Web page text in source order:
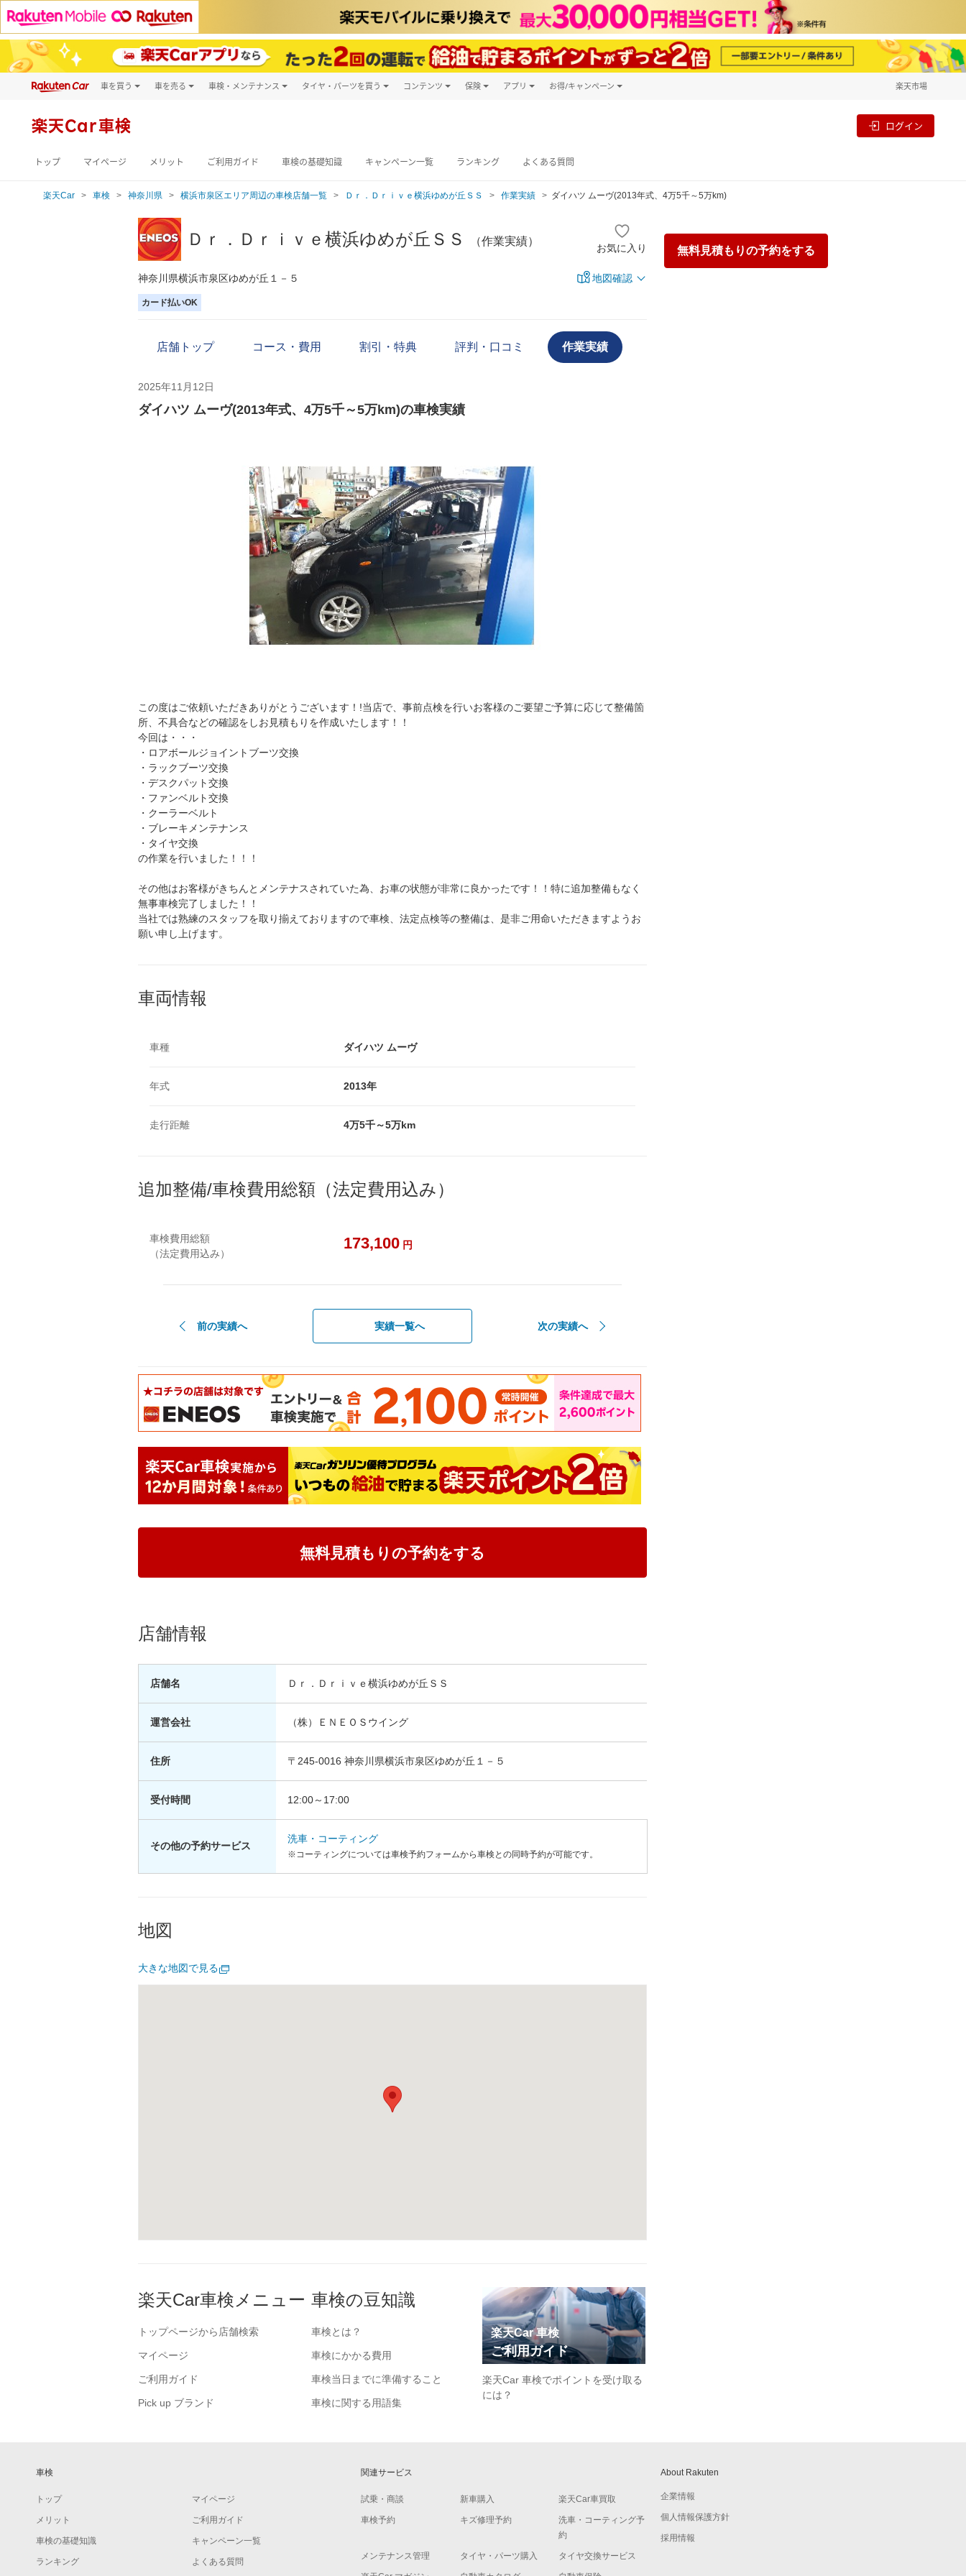
車を買う
新車
車を売る 車検・メンテナンス タイヤ・パーツを買う コンテンツ 保険 アプリ お得/キャンペーン 楽天市場
楽天Car車検 ログイン
トップ マイページ メリット ご利用ガイド 車検の基礎知識 キャンペーン一覧 ランキング よくある質問
楽天Car 車検 神奈川県 横浜市泉区エリア周辺の車検店舗一覧 Ｄｒ．Ｄｒｉｖｅ横浜ゆめが丘ＳＳ 作業実績 ダイハツ ムーヴ(2013年式、4万5千～5万km)
無料見積もりの予約をする
Ｄｒ．Ｄｒｉｖｅ横浜ゆめが丘ＳＳ （作業実績）
お気に入り
神奈川県横浜市泉区ゆめが丘１－５ 地図確認
カード払いOK
店舗トップ コース・費用 割引・特典 評判・口コミ 作業実績
2025年11月12日
ダイハツ ムーヴ(2013年式、4万5千～5万km)の車検実績
この度はご依頼いただきありがとうございます！!当店で、事前点検を行いお客様のご要望ご予算に応じて整備箇
所、不具合などの確認をしお見積もりを作成いたします！！
今回は・・・
・ロアボールジョイントブーツ交換
・ラックブーツ交換
・デスクパット交換
・ファンベルト交換
・クーラーベルト
・ブレーキメンテナンス
・タイヤ交換
の作業を行いました！！！
その他はお客様がきちんとメンテナスされていた為、お車の状態が非常に良かったです！！特に追加整備もなく
無事車検完了しました！！
当社では熟練のスタッフを取り揃えておりますので車検、法定点検等の整備は、是非ご用命いただきますようお
願い申し上げます。
車両情報
車種 ダイハツ ムーヴ
年式 2013年
走行距離 4万5千～5万km
追加整備/車検費用総額 （法定費用込み）
車検費用総額
（法定費用込み）
173,100 円
前の実績へ 実績一覧へ 次の実績へ
無料見積もりの予約をする
店舗情報
店舗名 Ｄｒ．Ｄｒｉｖｅ横浜ゆめが丘ＳＳ
運営会社 （株）ＥＮＥＯＳウイング
住所 〒245-0016 神奈川県横浜市泉区ゆめが丘１－５
受付時間 12:00～17:00
その他の予約サービス
洗車・コーティング
※コーティングについては車検予約フォームから車検との同時予約が可能です。
地図
大きな地図で見る
楽天Car車検メニュー
トップページから店舗検索
マイページ
ご利用ガイド
Pick up ブランド
車検の豆知識
車検とは？
車検にかかる費用
車検当日までに準備すること
車検に関する用語集
楽天Car 車検
ご利用ガイド
楽天Car 車検でポイントを受け取る
には？
車検
トップ マイページ
メリット ご利用ガイド
車検の基礎知識 キャンペーン一覧
ランキング よくある質問
関連サービス
試乗・商談 新車購入 楽天Car車買取
車検予約 キズ修理予約
洗車・コーティング予
約
メンテナンス管理 タイヤ・パーツ購入 タイヤ交換サービス
About Rakuten
企業情報
個人情報保護方針
採用情報